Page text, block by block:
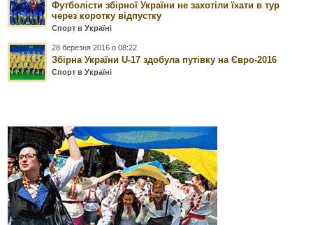
Футболісти збірної України не захотіли їхати в тур
через коротку відпустку
Спорт в Україні
28 березня 2016 о 08:22
Збірна України U-17 здобула путівку на Євро-2016
Спорт в Україні